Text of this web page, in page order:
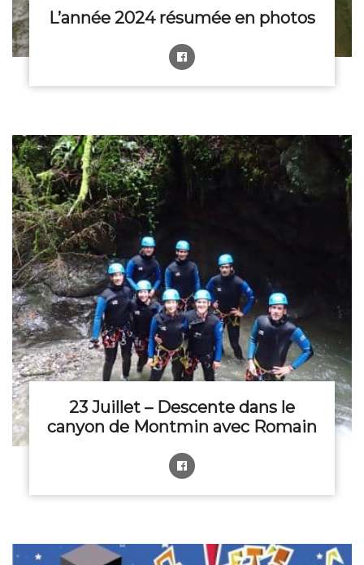
L’année 2024 résumée en photos
23 Juillet – Descente dans le
canyon de Montmin avec Romain